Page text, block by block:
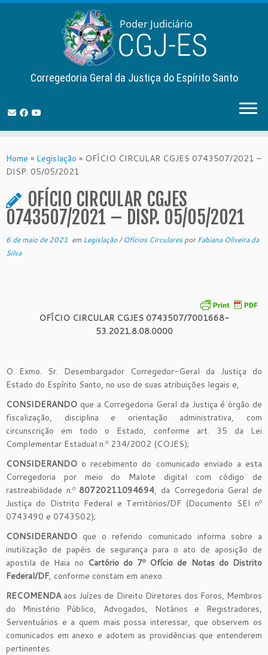
to
content
Corregedoria Geral da Justiça do Espírito Santo
Home » Legislação » OFÍCIO CIRCULAR CGJES 0743507/2021 –
DISP. 05/05/2021
OFÍCIO CIRCULAR CGJES
0743507/2021 – DISP. 05/05/2021
6 de maio de 2021 em Legislação/Ofícios CircularesporFabiana Oliveira da
Silva
OFÍCIO CIRCULAR CGJES 0743507/7001668-
53.2021.8.08.0000
O Exmo. Sr. Desembargador Corregedor-Geral da Justiça do
Estado do Espírito Santo, no uso de suas atribuições legais e,
CONSIDERANDO que a Corregedoria Geral da Justiça é órgão de
fiscalização, disciplina e orientação administrativa, com
circunscrição em todo o Estado, conforme art. 35 da Lei
Complementar Estadual n.º 234/2002 (COJES);
CONSIDERANDO o recebimento do comunicado enviado a esta
Corregedoria por meio do Malote digital com código de
rastreabilidade n.º 80720211094694, da Corregedoria Geral de
Justiça do Distrito Federal e Territórios/DF (Documento SEI nº
0743490 e 0743502);
CONSIDERANDO que o referido comunicado informa sobre a
inutilização de papéis de segurança para o ato de aposição de
apostila de Haia no Cartório do 7º Ofício de Notas do Distrito
Federal/DF, conforme constam em anexo.
RECOMENDAaos Juízes de Direito Diretores dos Foros, Membros
do Ministério Público, Advogados, Notários e Registradores,
Serventuários e a quem mais possa interessar, que observem os
comunicados em anexo e adotem as providências que entenderem
pertinentes.